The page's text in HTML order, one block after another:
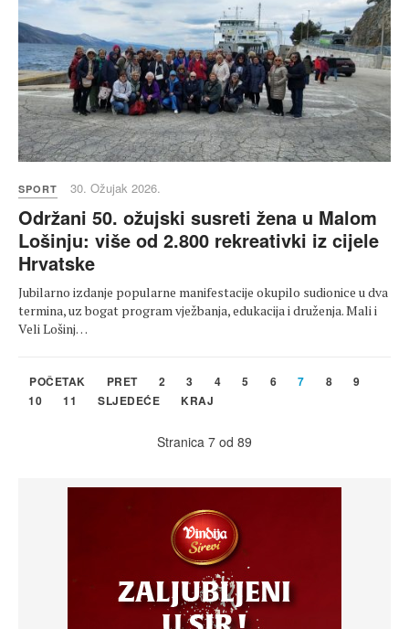
SPORT 30. Ožujak 2026.
Održani 50. ožujski susreti žena u Malom
Lošinju: više od 2.800 rekreativki iz cijele
Hrvatske
Jubilarno izdanje popularne manifestacije okupilo sudionice u dva
termina, uz bogat program vježbanja, edukacija i druženja. Mali i
Veli Lošinj…
POČETAK PRET 2 3 4 5 6 7 8
9
10
11 SLJEDEĆE KRAJ
Stranica 7 od 89